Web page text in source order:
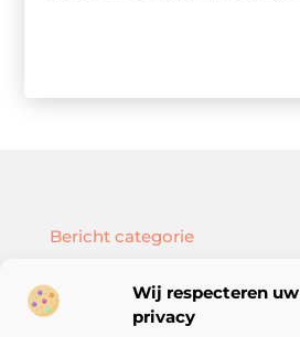
Wij respecteren uw
privacy
Bericht categorie